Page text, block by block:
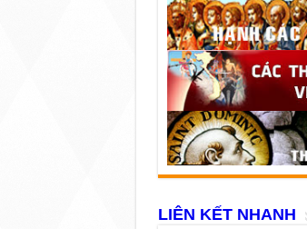
LIÊN KẾT NHANH